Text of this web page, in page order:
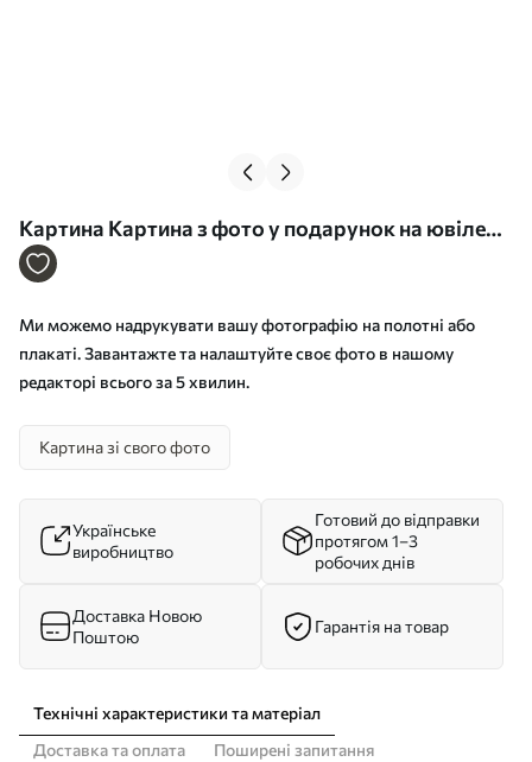
Картина Картина з фото у подарунок на ювілей
Арт. s33394
Ми можемо надрукувати вашу фотографію на полотні або
плакаті. Завантажте та налаштуйте своє фото в нашому
редакторі всього за 5 хвилин.
Картина зі свого фото
Українське
виробництво
Готовий до відправки
протягом 1–3
робочих днів
Доставка Новою
Поштою
Гарантія на товар
Технічні характеристики та матеріал
Доставка та оплата
Поширені запитання